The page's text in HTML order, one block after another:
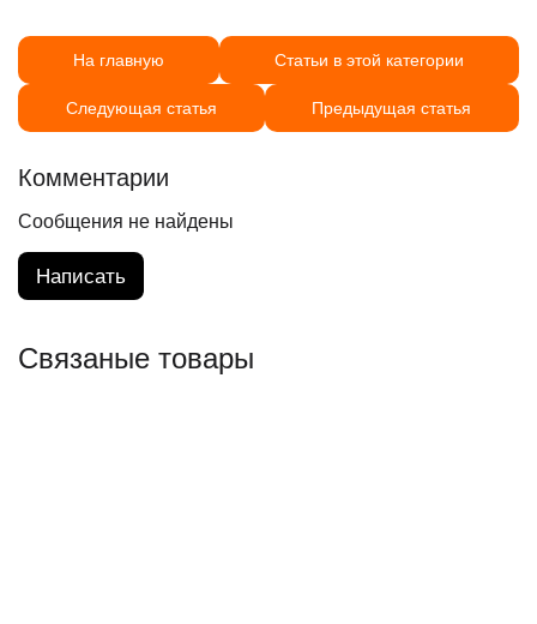
На главную Статьи в этой категории
Следующая статья Предыдущая статья
Комментарии
Сообщения не найдены
Написать
Связаные товары